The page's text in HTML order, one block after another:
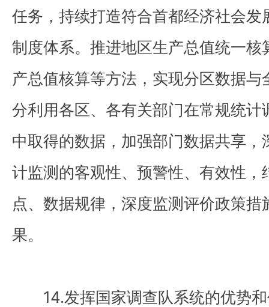
任务，持续打造符合首都经济社会
制度体系。推进地区生产总值统一
产总值核算等方法，实现分区数据
分利用各区、各有关部门在常规统
中取得的数据，加强部门数据共享
计监测的客观性、预警性、有效性，
点、数据规律，深度监测评价政策
果。
14.发挥国家调查队系统的优势和